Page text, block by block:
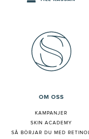
OM OSS
KAMPANJER
SKIN ACADEMY
SÅ BÖRJAR DU MED RETINOL